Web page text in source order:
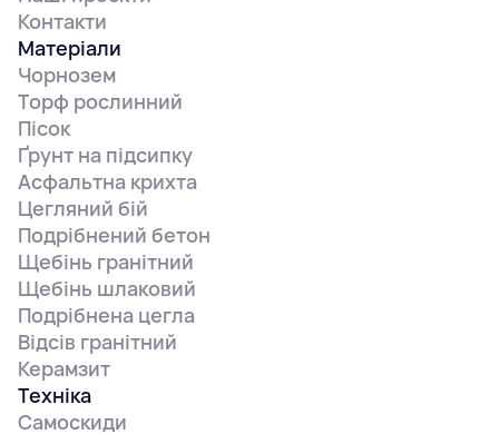
Контакти
Матеріали
Чорнозем
Торф рослинний
Пісок
Ґрунт на підсипку
Асфальтна крихта
Цегляний бій
Подрібнений бетон
Щебінь гранітний
Щебінь шлаковий
Подрібнена цегла
Відсів гранітний
Керамзит
Техніка
Самоскиди